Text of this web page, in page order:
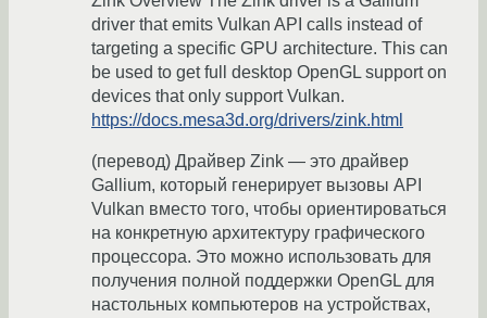
driver that emits Vulkan API calls instead of
targeting a specific GPU architecture. This can
be used to get full desktop OpenGL support on
devices that only support Vulkan.
https://docs.mesa3d.org/drivers/zink.html
(перевод) Драйвер Zink — это драйвер
Gallium, который генерирует вызовы API
Vulkan вместо того, чтобы ориентироваться
на конкретную архитектуру графического
процессора. Это можно использовать для
получения полной поддержки OpenGL для
настольных компьютеров на устройствах,